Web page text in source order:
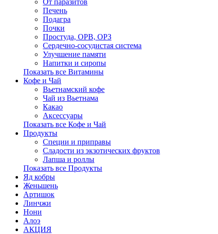
От паразитов
Печень
Подагра
Почки
Простуда, ОРВ, ОРЗ
Сердечно-сосудистая система
Улучшение памяти
Напитки и сиропы
Показать все Витамины
Кофе и Чай
Вьетнамский кофе
Чай из Вьетнама
Какао
Аксессуары
Показать все Кофе и Чай
Продукты
Cпеции и приправы
Сладости из экзотических фруктов
Лапша и роллы
Показать все Продукты
Яд кобры
Женьшень
Артишок
Линчжи
Нони
Алоэ
АКЦИЯ